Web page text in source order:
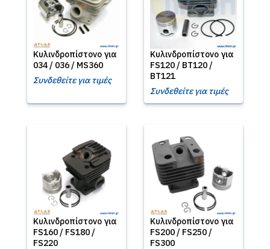
Κυλινδροπίστονο για
034 / 036 / MS360
Συνδεθείτε για τιμές
Κυλινδροπίστονο για
FS120 / BT120 /
BT121
Συνδεθείτε για τιμές
Κυλινδροπίστονο για
FS160 / FS180 /
FS220
Κυλινδροπίστονο για
FS200 / FS250 /
FS300